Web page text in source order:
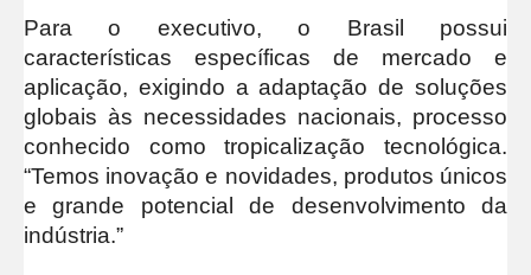
Para o executivo, o Brasil possui
características específicas de mercado e
aplicação, exigindo a adaptação de soluções
globais às necessidades nacionais, processo
conhecido como tropicalização tecnológica.
“Temos inovação e novidades, produtos únicos
e grande potencial de desenvolvimento da
indústria.”